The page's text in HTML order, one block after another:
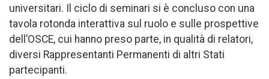
universitari. Il ciclo di seminari si è concluso con una
tavola rotonda interattiva sul ruolo e sulle prospettive
dell’OSCE, cui hanno preso parte, in qualità di relatori,
diversi Rappresentanti Permanenti di altri Stati
partecipanti.